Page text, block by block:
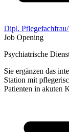
Dipl.
Job Opening
Psychiatrische
Sie ergänzen das
Station mit
Patienten in akuten